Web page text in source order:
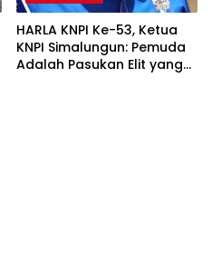
HARLA KNPI Ke-53, Ketua
KNPI Simalungun: Pemuda
Adalah Pasukan Elit yang